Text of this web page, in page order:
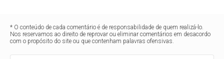
* O conteúdo de cada comentário é de responsabilidade de quem realizá-lo.
Nos reservamos ao direito de reprovar ou eliminar comentários em desacordo
com o propósito do site ou que contenham palavras ofensivas.